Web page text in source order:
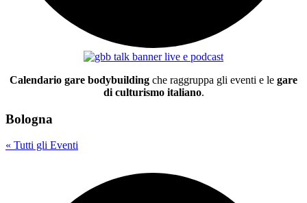
Calendario gare bodybuilding che raggruppa gli eventi e le gare
di culturismo italiano.
Bologna
« Tutti gli Eventi